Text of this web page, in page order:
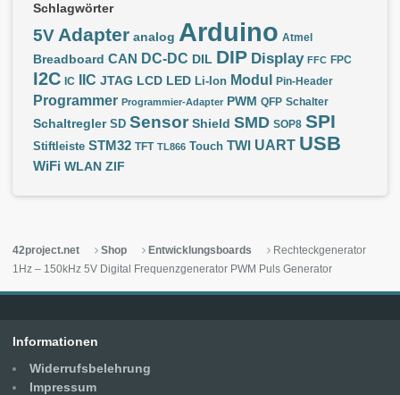
Schlagwörter
5V Adapter analog Arduino Atmel
Breadboard CAN DC-DC DIL DIP Display FFC FPC
I2C IC IIC JTAG LCD LED Li-Ion Modul Pin-Header
Programmer Programmier-Adapter PWM QFP Schalter
Schaltregler SD Sensor Shield SMD SOP8 SPI
Stiftleiste STM32 TFT TL866 Touch TWI UART USB
WiFi WLAN ZIF
42project.net Shop Entwicklungsboards
Rechteckgenerator
1Hz – 150kHz 5V Digital Frequenzgenerator PWM Puls Generator
Informationen
Widerrufsbelehrung
Impressum